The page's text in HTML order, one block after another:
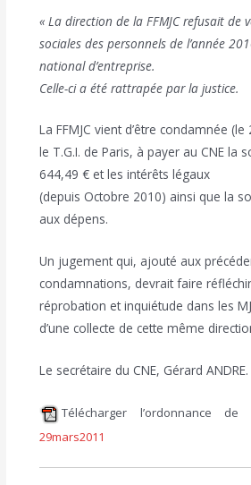
« La direction de la FFMJC refusait de
sociales des personnels de l’année
national d’entreprise.
Celle-ci a été rattrapée par la justice.
La FFMJC vient d’être condamnée
le T.G.I. de Paris, à payer au CNE la
644,49 € et les intérêts légaux
(depuis Octobre 2010) ainsi que la
aux dépens.
Un jugement qui, ajouté aux
condamnations, devrait faire
réprobation et inquiétude dans les
d’une collecte de cette même
Le secrétaire du CNE, Gérard ANDRE.
Télécharger l’ordonnance
29mars2011